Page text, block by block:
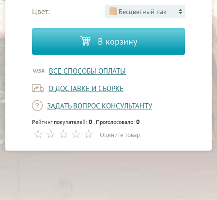
Цвет:
Бесцветный лак
В корзину
ВСЕ СПОСОБЫ ОПЛАТЫ
О ДОСТАВКЕ И СБОРКЕ
ЗАДАТЬ ВОПРОС КОНСУЛЬТАНТУ
Рейтинг покупателей:0 . Проголосовало:0
Оцените товар